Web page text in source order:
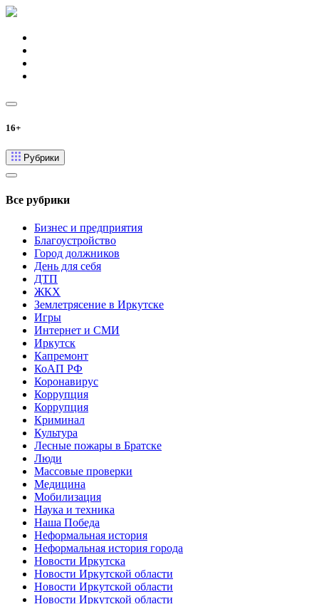
16+
Рубрики
Все рубрики
Бизнес и предприятия
Благоустройство
Город должников
День для себя
ДТП
ЖКХ
Землетрясение в Иркутске
Игры
Интернет и СМИ
Иркутск
Капремонт
КоАП РФ
Коронавирус
Коррупция
Коррупция
Криминал
Культура
Лесные пожары в Братске
Люди
Массовые проверки
Медицина
Мобилизация
Наука и техника
Наша Победа
Неформальная история
Неформальная история города
Новости Иркутска
Новости Иркутской области
Новости Иркутской области
Новости Иркутской области